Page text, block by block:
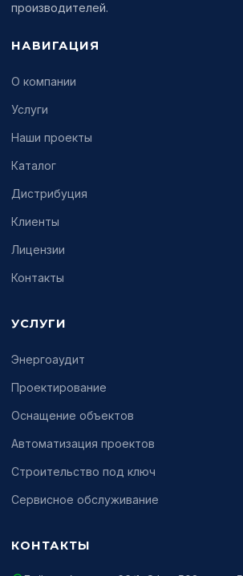
производителей.
НАВИГАЦИЯ
О компании
Услуги
Наши проекты
Каталог
Дистрибуция
Клиенты
Лицензии
Контакты
УСЛУГИ
Энергоаудит
Проектирование
Оснащение объектов
Автоматизация проектов
Строительство под ключ
Сервисное обслуживание
КОНТАКТЫ